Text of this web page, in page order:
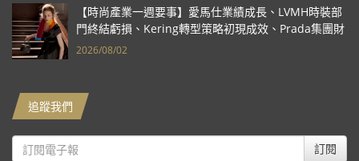
【時尚產業一週要事】愛馬仕業績成長、LVMH時裝部
門終結虧損、Kering轉型策略初現成效、Prada集團財
報亮眼
2026/08/02
追蹤我們
訂閱